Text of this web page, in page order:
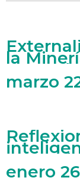
la
en
marzo
enero